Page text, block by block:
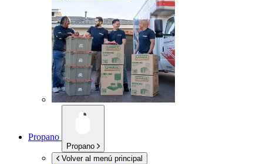
Propano
Propano
Volver al menú principal